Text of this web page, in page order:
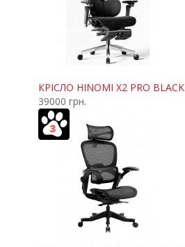
КРІСЛО HINOMI X2 PRO BLACK
39000 грн.